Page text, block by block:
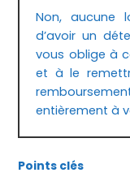
Non, aucune
d’avoir un
vous oblige à
et à le
entièrement à
Points clés